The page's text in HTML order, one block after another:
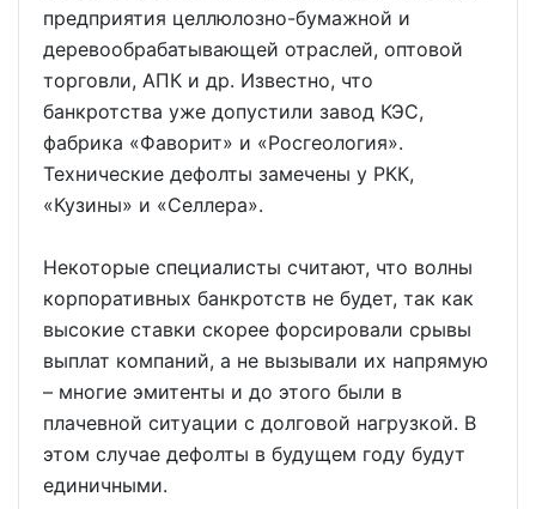
предприятия целлюлозно-бумажной и
деревообрабатывающей отраслей, оптовой
торговли, АПК и др. Известно, что
банкротства уже допустили завод КЭС,
фабрика «Фаворит» и «Росгеология».
Технические дефолты замечены у РКК,
«Кузины» и «Селлера».
Некоторые специалисты считают, что волны
корпоративных банкротств не будет, так как
высокие ставки скорее форсировали срывы
выплат компаний, а не вызывали их напрямую
– многие эмитенты и до этого были в
плачевной ситуации с долговой нагрузкой. В
этом случае дефолты в будущем году будут
единичными.